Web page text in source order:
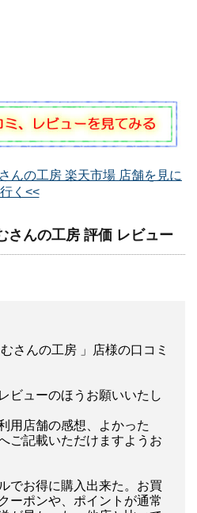
の工房 楽天市場 店舗を見に
行く<<
んの工房 評価 レビュー
さんの工房 」店様の口コミ
ビューのほうお願いいたし
用店舗の感想、よかった
ご記載いただけますようお
でお得に購入出来た。お買
ーポンや、ポイントが通常